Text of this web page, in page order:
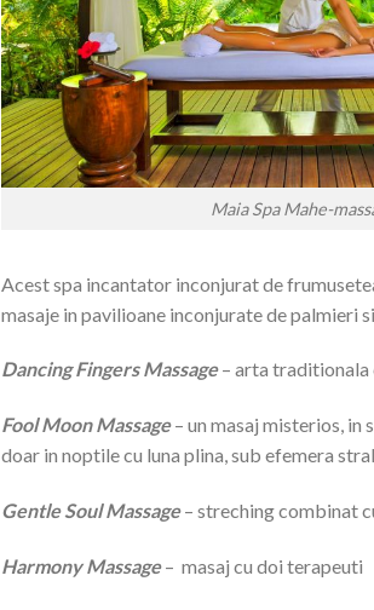
Maia Spa Mahe-
Acest spa incantator inconjurat de
masaje in pavilioane inconjurate de palmieri
Dancing Fingers Massage – arta traditionala
Fool Moon Massage– un masaj misterios, in
doar in noptile cu luna plina, sub efemera
Gentle Soul Massage– streching combinat
Harmony Massage – masaj cu doi terapeuti